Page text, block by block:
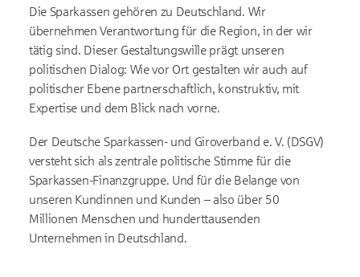
Die Sparkassen gehören zu Deutschland. Wir
übernehmen Verantwortung für die Region, in der wir
tätig sind. Dieser Gestaltungswille prägt unseren
politischen Dialog: Wie vor Ort gestalten wir auch auf
politischer Ebene partnerschaftlich, konstruktiv, mit
Expertise und dem Blick nach vorne.
Der Deutsche Sparkassen- und Giroverband e. V. (DSGV)
versteht sich als zentrale politische Stimme für die
Sparkassen-Finanzgruppe. Und für die Belange von
unseren Kundinnen und Kunden – also über 50
Millionen Menschen und hunderttausenden
Unternehmen in Deutschland.